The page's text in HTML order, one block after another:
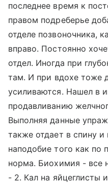
последнее время к
правом подреберье
отделе позвоночника,
вправо. Постоянно
отдел. Иногда при
там. И при вдохе тоже
усиливаются. Нашел в
продавливанию
Выполняя данные
также отдает в спину
наподобие того как по
норма. Биохимия - все
- 2. Кал на яйцеглисты